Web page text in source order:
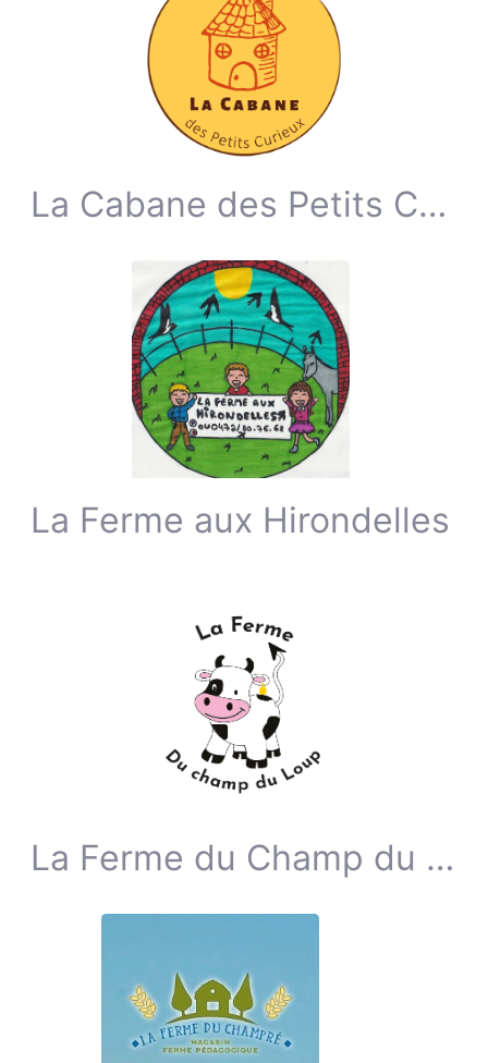
La Cabane des Petits Curieux ASBL
La Ferme aux Hirondelles
La Ferme du Champ du Loup